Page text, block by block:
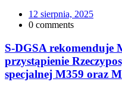
12 sierpnia, 2025
0 comments
S-DGSA
przystąpienie
specjalnej M359 oraz